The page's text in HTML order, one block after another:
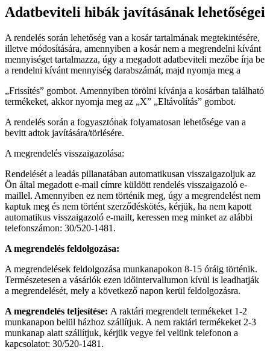
Adatbeviteli hibák javításának lehetőségei
A rendelés során lehetőség van a kosár tartalmának megtekintésére,
illetve módosítására, amennyiben a kosár nem a megrendelni kívánt
mennyiséget tartalmazza, úgy a megadott adatbeviteli mezőbe írja be
a rendelni kívánt mennyiség darabszámát, majd nyomja meg a
„Frissítés” gombot. Amennyiben törölni kívánja a kosárban található
termékeket, akkor nyomja meg az „X” „Eltávolítás” gombot.
A rendelés során a fogyasztónak folyamatosan lehetősége van a
bevitt adtok javítására/törlésére.
A megrendelés visszaigazolása:
Rendelését a leadás pillanatában automatikusan visszaigazoljuk az
Ön által megadott e-mail címre küldött rendelés visszaigazoló e-
maillel. Amennyiben ez nem történik meg, úgy a megrendelést nem
kaptuk meg és nem történt szerződéskötés, kérjük, ha nem kapott
automatikus visszaigazoló e-mailt, keressen meg minket az alábbi
telefonszámon: 30/520-1481.
A megrendelés feldolgozása:
A megrendelések feldolgozása munkanapokon 8-15 óráig történik.
Természetesen a vásárlók ezen időintervallumon kívül is leadhatják
a megrendelését, mely a következő napon kerül feldolgozásra.
A megrendelés teljesítése: A raktári megrendelt termékeket 1-2
munkanapon belül házhoz szállítjuk. A nem raktári termékeket 2-3
munkanap alatt szállítjuk, kérjük vegye fel velünk telefonon a
kapcsolatot: 30/520-1481.